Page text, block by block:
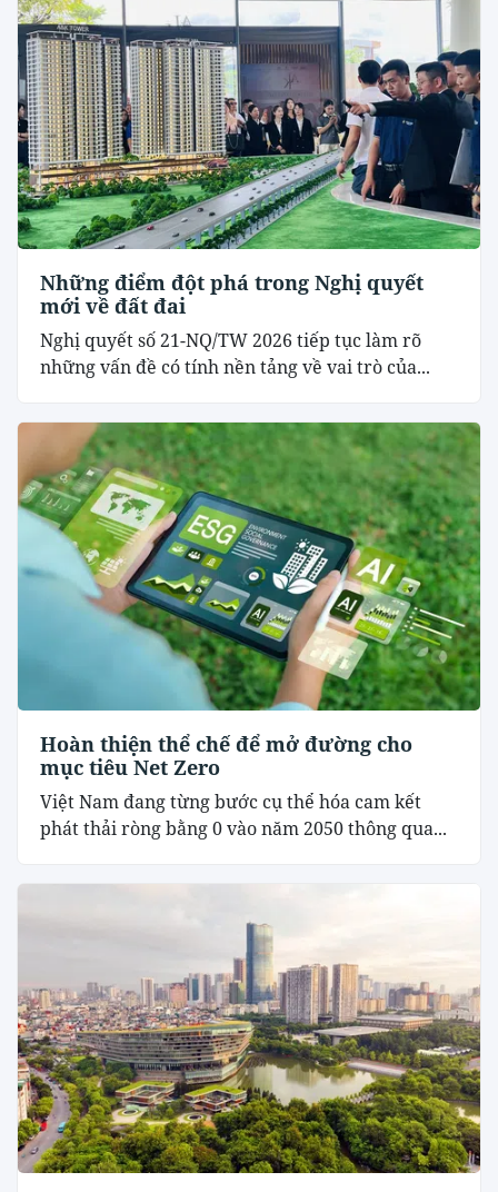
Những điểm đột phá trong Nghị quyết
mới về đất đai
Nghị quyết số 21-NQ/TW 2026 tiếp tục làm rõ
những vấn đề có tính nền tảng về vai trò của...
Hoàn thiện thể chế để mở đường cho
mục tiêu Net Zero
Việt Nam đang từng bước cụ thể hóa cam kết
phát thải ròng bằng 0 vào năm 2050 thông qua...